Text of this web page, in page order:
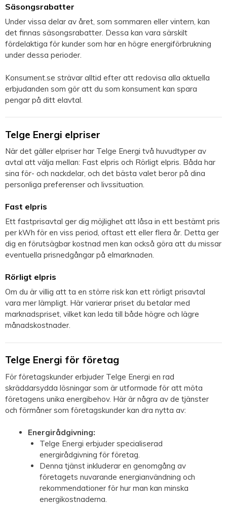
Säsongsrabatter
Under vissa delar av året, som sommaren eller vintern, kan
det finnas säsongsrabatter. Dessa kan vara särskilt
fördelaktiga för kunder som har en högre energiförbrukning
under dessa perioder.
Konsument.se strävar alltid efter att redovisa alla aktuella
erbjudanden som gör att du som konsument kan spara
pengar på ditt elavtal.
Telge Energi elpriser
När det gäller elpriser har Telge Energi två huvudtyper av
avtal att välja mellan: Fast elpris och Rörligt elpris. Båda har
sina för- och nackdelar, och det bästa valet beror på dina
personliga preferenser och livssituation.
Fast elpris
Ett fastprisavtal ger dig möjlighet att låsa in ett bestämt pris
per kWh för en viss period, oftast ett eller flera år. Detta ger
dig en förutsägbar kostnad men kan också göra att du missar
eventuella prisnedgångar på elmarknaden.
Rörligt elpris
Om du är villig att ta en större risk kan ett rörligt prisavtal
vara mer lämpligt. Här varierar priset du betalar med
marknadspriset, vilket kan leda till både högre och lägre
månadskostnader.
Telge Energi för företag
För företagskunder erbjuder Telge Energi en rad
skräddarsydda lösningar som är utformade för att möta
företagens unika energibehov. Här är några av de tjänster
och förmåner som företagskunder kan dra nytta av:
Energirådgivning:
Telge Energi erbjuder specialiserad
energirådgivning för företag.
Denna tjänst inkluderar en genomgång av
företagets nuvarande energianvändning och
rekommendationer för hur man kan minska
energikostnaderna.